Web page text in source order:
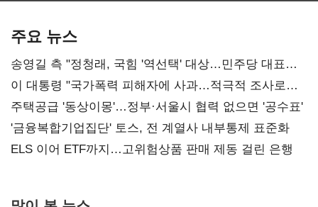
주요 뉴스
송영길 측 "정청래, 국힘 '역선택' 대상…민주당 대표로
총선 지휘 못해"
이 대통령 "국가폭력 피해자에 사과…적극적 조사로
진실 밝혀야"
주택공급 '동상이몽'…정부·서울시 협력 없으면 '공수표'
'금융복합기업집단' 토스, 전 계열사 내부통제 표준화
ELS 이어 ETF까지…고위험상품 판매 제동 걸린 은행